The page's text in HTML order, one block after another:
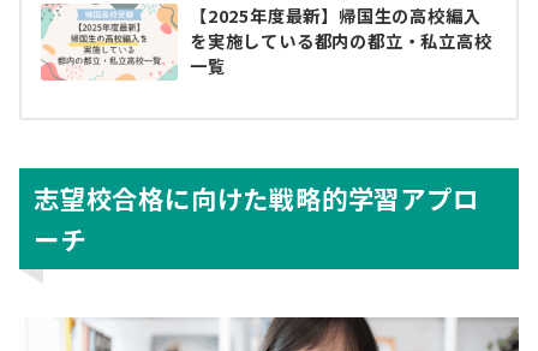
【2025年度最新】帰国生の高校編入
を実施している都内の都立・私立高校
一覧
志望校合格に向けた戦略的学習アプロ
ーチ